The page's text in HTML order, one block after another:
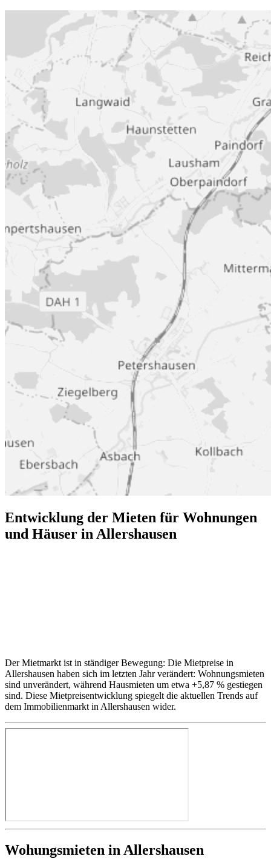
Entwicklung der Mieten für Wohnungen
und Häuser in Allershausen
Der Mietmarkt ist in ständiger Bewegung: Die Mietpreise in
Allershausen haben sich im letzten Jahr verändert: Wohnungsmieten
sind unverändert, während Hausmieten um etwa +5,87 % gestiegen
sind. Diese Mietpreisentwicklung spiegelt die aktuellen Trends auf
dem Immobilienmarkt in Allershausen wider.
Wohungsmieten in Allershausen